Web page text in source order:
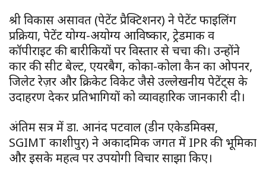
श्री विकास असावत (पेटेंट प्रैक्टिशनर) ने पेटेंट फाइलिंग
प्रक्रिया, पेटेंट योग्य-अयोग्य आविष्कार, ट्रेडमार्क व
कॉपीराइट की बारीकियों पर विस्तार से चर्चा की। उन्होंने
कार की सीट बेल्ट, एयरबैग, कोका-कोला कैन का ओपनर,
जिलेट रेज़र और क्रिकेट विकेट जैसे उल्लेखनीय पेटेंट्स के
उदाहरण देकर प्रतिभागियों को व्यावहारिक जानकारी दी।
अंतिम सत्र में डा. आनंद पटवाल (डीन एकेडमिक्स,
SGIMT काशीपुर) ने अकादमिक जगत में IPR की भूमिका
और इसके महत्व पर उपयोगी विचार साझा किए।